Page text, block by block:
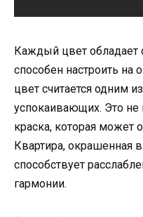
Каждый цвет обладает
способен настроить
цвет считается одним
успокаивающих. Это не
краска, которая
Квартира, окрашенная
способствует
гармонии.